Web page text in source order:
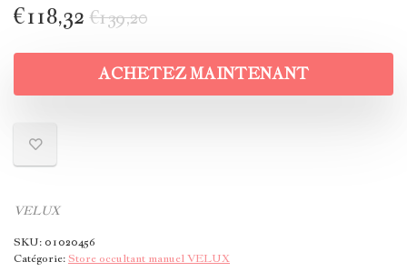
€139,20
€118,32
ACHETEZ MAINTENANT
VELUX
SKU:01020456
Catégorie:Store occultant manuel VELUX